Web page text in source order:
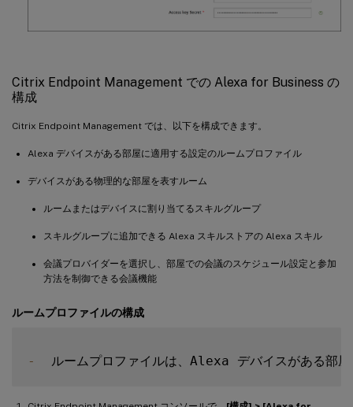
Citrix Endpoint Management での Alexa for Business の
構成
Citrix Endpoint Management では、以下を構成できます。
Alexa デバイスがある部屋に適用する設定のルームプロファイル
デバイスがある物理的な部屋を表すルーム
ルームまたはデバイスに割り当てるスキルグループ
スキルグループに追加できる Alexa スキルストアの Alexa スキル
会議プロバイダーを選択し、部屋での会議のスケジュール設定と参加
方法を制御できる会議機能
ルームプロファイルの構成
-